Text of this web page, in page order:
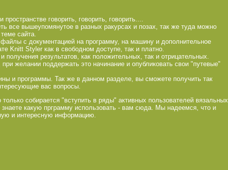
говорить, говорить, говорить....
все вышеупомянутое в разных ракурсах и позах, так же туда можно
сайта.
с документацией на программу, на машину и дополнительное
Knitt Styler как в свободном доступе, так и платно.
результатов, как положительных, так и отрицательных.
желании поддержать это начинание и опубликовать свои "путевые"
и программы. Так же в данном разделе, вы сможете получить так
вас вопросы.
собирается "вступить в ряды" активных пользователей вязальных
какую прграмму использовать - вам сюда. Мы надеемся, что и
и интересную информацию.